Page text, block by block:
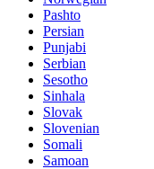
Pashto
Persian
Punjabi
Serbian
Sesotho
Sinhala
Slovak
Slovenian
Somali
Samoan